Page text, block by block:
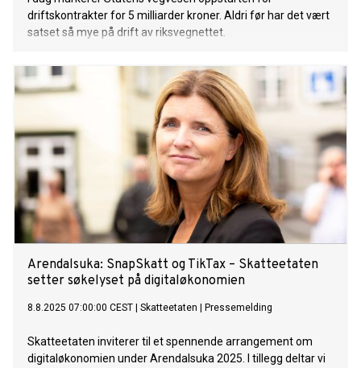
driftskontrakter for 5 milliarder kroner. Aldri før har det vært
satset så mye på drift av riksvegnettet.
Arendalsuka: SnapSkatt og TikTax – Skatteetaten
setter søkelyset på digitaløkonomien
8.8.2025 07:00:00 CEST Skatteetaten Pressemelding
Skatteetaten inviterer til et spennende arrangement om
digitaløkonomien under Arendalsuka 2025. I tillegg deltar vi